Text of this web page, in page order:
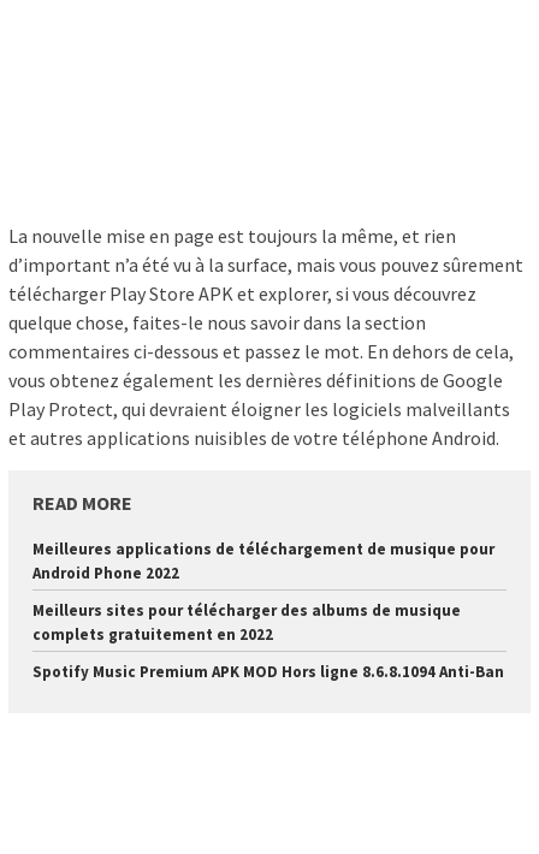
La nouvelle mise en page est toujours la même, et rien
d’important n’a été vu à la surface, mais vous pouvez sûrement
télécharger Play Store APK et explorer, si vous découvrez
quelque chose, faites-le nous savoir dans la section
commentaires ci-dessous et passez le mot. En dehors de cela,
vous obtenez également les dernières définitions de Google
Play Protect, qui devraient éloigner les logiciels malveillants
et autres applications nuisibles de votre téléphone Android.
READ MORE
Meilleures applications de téléchargement de musique pour
Android Phone 2022
Meilleurs sites pour télécharger des albums de musique
complets gratuitement en 2022
Spotify Music Premium APK MOD Hors ligne 8.6.8.1094 Anti-Ban